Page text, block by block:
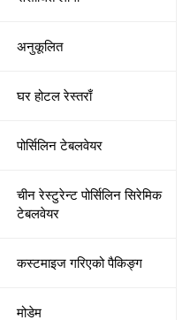
अनुकूलित
घर होटल रेस्तराँ
पोर्सिलिन टेबलवेयर
चीन रेस्टुरेन्ट पोर्सिलिन सिरेमिक
टेबलवेयर
कस्टमाइज गरिएको पैकिङ्ग
मोडेम